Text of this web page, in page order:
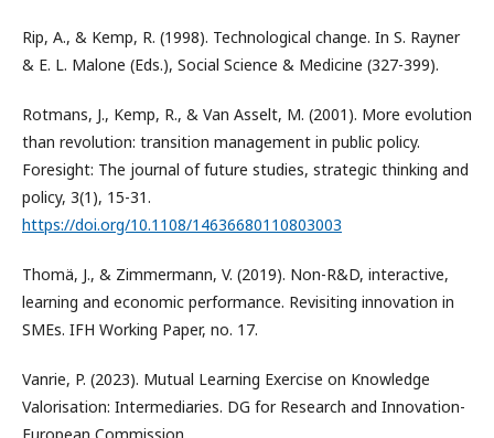
Rip, A., & Kemp, R. (1998). Technological change. In S. Rayner
& E. L. Malone (Eds.), Social Science & Medicine (327-399).
Rotmans, J., Kemp, R., & Van Asselt, M. (2001). More evolution
than revolution: transition management in public policy.
Foresight: The journal of future studies, strategic thinking and
policy, 3(1), 15-31.
https://doi.org/10.1108/14636680110803003
Thomä, J., & Zimmermann, V. (2019). Non-R&D, interactive,
learning and economic performance. Revisiting innovation in
SMEs. IFH Working Paper, no. 17.
Vanrie, P. (2023). Mutual Learning Exercise on Knowledge
Valorisation: Intermediaries. DG for Research and Innovation-